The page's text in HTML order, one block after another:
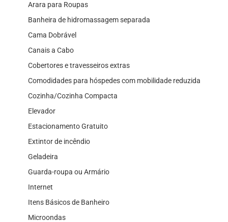
Arara para Roupas
Banheira de hidromassagem separada
Cama Dobrável
Canais a Cabo
Cobertores e travesseiros extras
Comodidades para hóspedes com mobilidade reduzida
Cozinha/Cozinha Compacta
Elevador
Estacionamento Gratuito
Extintor de incêndio
Geladeira
Guarda-roupa ou Armário
Internet
Itens Básicos de Banheiro
Microondas